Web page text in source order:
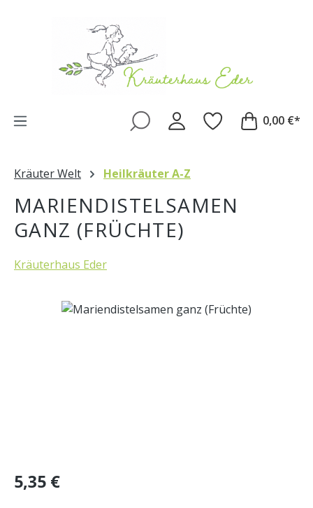
0,00 €*
Kräuter Welt Heilkräuter A-Z
MARIENDISTELSAMEN
GANZ (FRÜCHTE)
Kräuterhaus Eder
Bildergalerie überspringen
Regulärer Preis:
5,35 €